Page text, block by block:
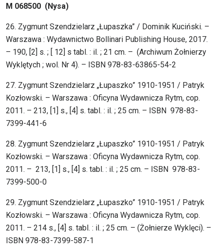
M 068500 (Nysa)
26. Zygmunt Szendzielarz „Łupaszka” / Dominik Kuciński. –
Warszawa : Wydawnictwo Bollinari Publishing House, 2017.
– 190, [2] s. ; [ 12] s tabl. : il. ; 21 cm. – (Archiwum Żołnierzy
Wyklętych ; wol. Nr 4). – ISBN 978-83-63865-54-2
27. Zygmunt Szendzielarz „Łupaszko” 1910-1951 / Patryk
Kozłowski. – Warszawa : Oficyna Wydawnicza Rytm, cop.
2011. – 213, [1] s., [4] s. tabl. : il. ; 25 cm. – ISBN 978-83-
7399-441-6
28. Zygmunt Szendzielarz „Łupaszko” 1910-1951 / Patryk
Kozłowski. – Warszawa : Oficyna Wydawnicza Rytm, cop.
2011. – 213, [1] s., [4] s. tabl. : il. ; 25 cm. – ISBN 978-83-
7399-500-0
29. Zygmunt Szendzielarz „Łupaszko” 1910-1951 / Patryk
Kozłowski. – Warszawa : Oficyna Wydawnicza Rytm, cop.
2011. – 214 s., [4] s. tabl. : il. ; 25 cm. – (Żołnierze Wyklęci). –
ISBN 978-83-7399-587-1